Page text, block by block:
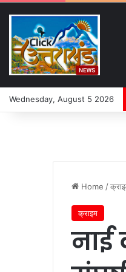
Wednesday, August 5 2026
Home /
क्राइम
नाई